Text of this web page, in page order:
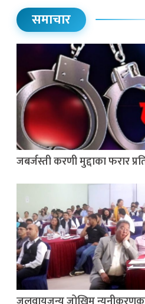
समाचार
जबर्जस्ती करणी मुद्दाका फरार